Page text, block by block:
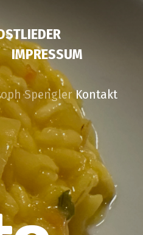
IMPRESSUM
SpenglerKontakt